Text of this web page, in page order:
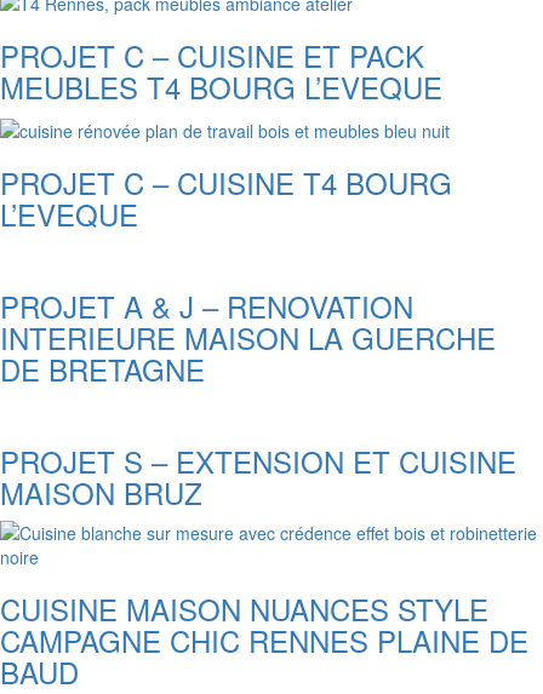
PROJET C – CUISINE ET PACK
MEUBLES T4 BOURG L’EVEQUE
PROJET C – CUISINE T4 BOURG
L’EVEQUE
PROJET A & J – RENOVATION
INTERIEURE MAISON LA GUERCHE
DE BRETAGNE
PROJET S – EXTENSION ET CUISINE
MAISON BRUZ
CUISINE MAISON NUANCES STYLE
CAMPAGNE CHIC RENNES PLAINE DE
BAUD